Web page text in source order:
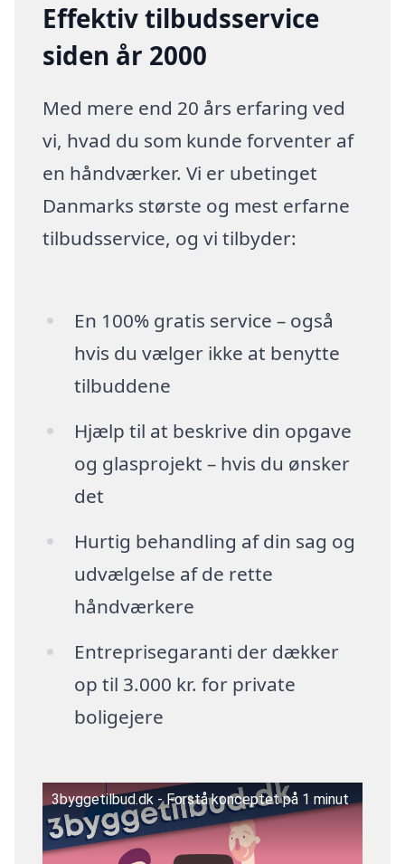
Effektiv tilbudsservice
siden år 2000
Med mere end 20 års erfaring ved
vi, hvad du som kunde forventer af
en håndværker. Vi er ubetinget
Danmarks største og mest erfarne
tilbudsservice, og vi tilbyder:
En 100% gratis service – også
hvis du vælger ikke at benytte
tilbuddene
Hjælp til at beskrive din opgave
og glasprojekt – hvis du ønsker
det
Hurtig behandling af din sag og
udvælgelse af de rette
håndværkere
Entreprisegaranti der dækker
op til 3.000 kr. for private
boligejere
3byggetilbud.dk - Forstå konceptet på 1 minut